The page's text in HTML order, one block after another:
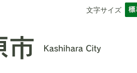
文字サイズ